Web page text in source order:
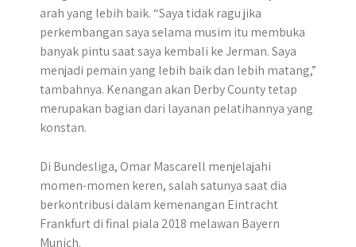
arah yang lebih baik. “Saya tidak ragu jika
perkembangan saya selama musim itu membuka
banyak pintu saat saya kembali ke Jerman. Saya
menjadi pemain yang lebih baik dan lebih matang,”
tambahnya. Kenangan akan Derby County tetap
merupakan bagian dari layanan pelatihannya yang
konstan.
Di Bundesliga, Omar Mascarell menjelajahi
momen-momen keren, salah satunya saat dia
berkontribusi dalam kemenangan Eintracht
Frankfurt di final piala 2018 melawan Bayern
Munich.